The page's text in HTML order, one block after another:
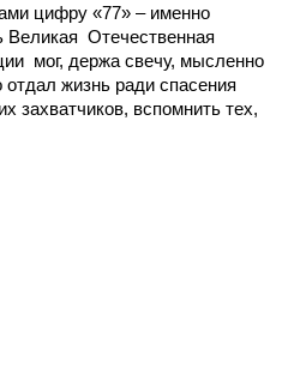
цифру «77» – именно
Великая Отечественная
мог, держа свечу, мысленно
отдал жизнь ради спасения
захватчиков, вспомнить тех,